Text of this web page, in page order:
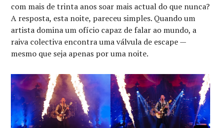
com mais de trinta anos soar mais actual do que nunca?
A resposta, esta noite, pareceu simples. Quando um
artista domina um ofício capaz de falar ao mundo, a
raiva colectiva encontra uma válvula de escape —
mesmo que seja apenas por uma noite.